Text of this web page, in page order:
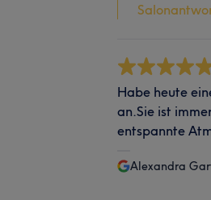
Habe heute
an.Sie ist
entspannte
Alexandra